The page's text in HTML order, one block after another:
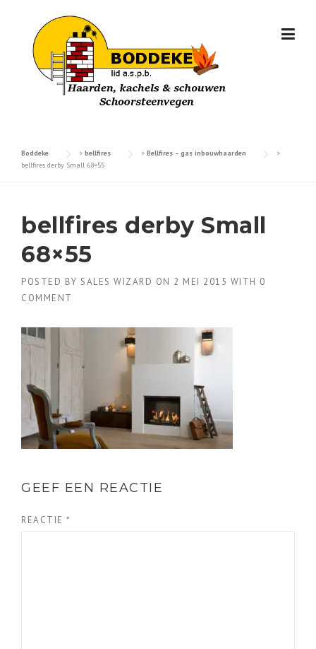
Boddeke > bellfires > Bellfires – gas inbouwhaarden
>
bellfires derby Small 68×55
bellfires derby Small
68×55
POSTED BY SALES WIZARD ON 2 MEI 2015 WITH 0
COMMENT
GEEF EEN REACTIE
REACTIE *